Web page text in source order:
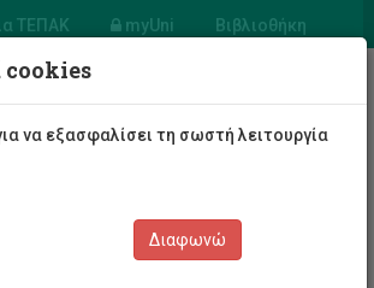
ΤΕΠΑΚ myUni Βιβλιοθήκη
τριες Σπουδές Έρευνα
cookies
να εξασφαλίσει τη σωστή λειτουργία
Διαφωνώ